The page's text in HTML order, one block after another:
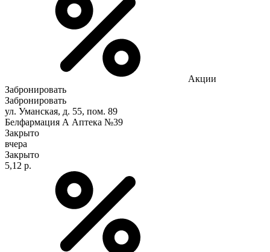
Акции
Забронировать
Забронировать
ул. Уманская, д. 55, пом. 89
Белфармация А Аптека №39
Закрыто
вчера
Закрыто
5,12 р.